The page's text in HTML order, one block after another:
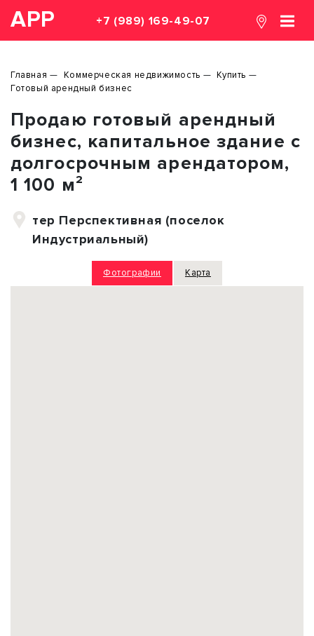
АРР +7 (989) 169-49-07
Главная Коммерческая недвижимость
Купить
Готовый арендный бизнес
Продаю готовый арендный
бизнес, капитальное здание с
долгосрочным арендатором,
1 100 м²
тер Перспективная (поселок
Индустриальный)
Фотографии Карта